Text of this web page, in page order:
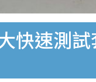
快速測